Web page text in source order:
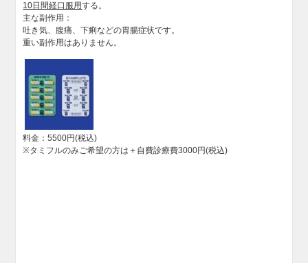
10日間経口服用する。
主な副作用：
吐き気、腹痛、下痢などの胃腸症状です。
重い副作用はありません。
料金：5500円(税込)
※タミフルのみご希望の方は＋自費診療費3000円(税込)